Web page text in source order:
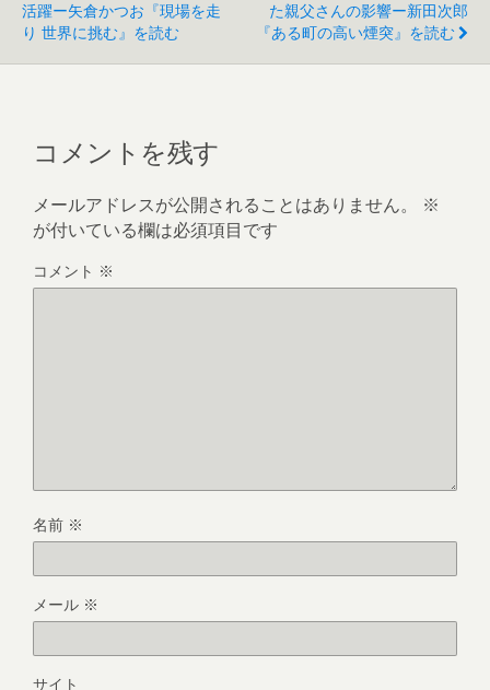
活躍ー矢倉かつお『現場を走
り 世界に挑む』を読む
た親父さんの影響ー新田次郎
『ある町の高い煙突』を読む
コメントを残す
メールアドレスが公開されることはありません。
※
が付いている欄は必須項目です
コメント ※
名前 ※
メール ※
サイト